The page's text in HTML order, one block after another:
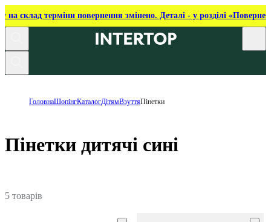
на склад терміни повернення змінено. Деталі - у розділі
ГоловнаШопінгКаталогДітямВзуттяПінетки
Пінетки дитячі сині
5 товарів